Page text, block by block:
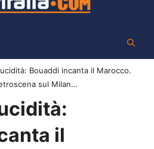
Bouaddi incanta il Marocco.
sul Milan…
il